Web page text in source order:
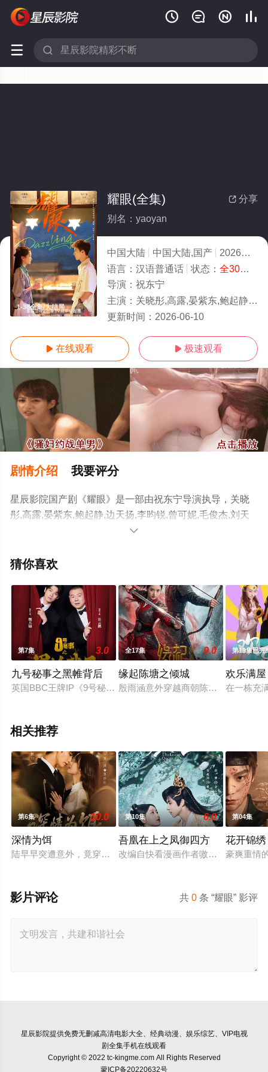
   
 
1-36全集/大结局
 分享
耀眼(全集)
别名：yaoyan
中国大陆 中国大陆,国产 2026
1.0
语言： 汉语普通话 状态： 全30集
导演： 祝东宁
主演： 关晓彤,高露,晏紫东,鲍起静,边天扬,李昀锐,曾可妮,毛俊杰,刘天佐,夏德俊,杨晓丹,高秋梓,小么哥,姜来,姚琛,姚景元,肖沅希,王佳璇,王翰闻,刘亭希
更新时间： 2026-06-10
 在线观看  极速观看
剧情介绍 我要评分
星辰影院国产剧《耀眼》是一部由祝东宁导演执导，关晓
彤,高露,晏紫东,鲍起静,边天扬,李昀锐,曾可妮,毛俊杰,刘天
佐,夏德俊,杨晓丹,高秋梓,小么哥,姜来,姚琛,姚景元,肖沅希,
大结局剧情已揭晓（1-36全集），手机免费观看高清未删
步至豆瓣电视剧、电视猫或剧情网等平台了解。

猜你喜欢
第7集 3.0
九号秘事之黑帷背后
英国BBC王牌IP《9号秘事》中国版，是BBC Studios在中国大
全17集 9.0
缘起陈塘之倾城
殷雨涵意外穿越商朝陈塘关，与李
第19集已完
欢乐满屋
在一栋充
相关推荐
第6集 10.0
深情为饵
陆早早突遭意外，竟穿越成民国少夫人苏沐晚，醒来，却是丈
第10集 6.0
吾凰在上之凤御四方
改编自快看漫画作者嗷小泽的独家连
第04集
花开锦绣
豪爽重情
共0 条 “耀眼” 影评
影片评论
星辰影院提供免费无删减高清电影大全、经典动漫、娱乐综艺、VIP电视
剧全集手机在线观看
Copyright © 2022 tc-kingme.com All Rights Reserved
蒙ICP备20220632号